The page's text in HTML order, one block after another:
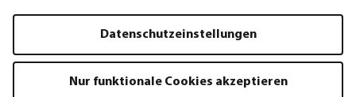
Zum Rezept
Datenschutzeinstellungen
Nur funktionale Cookies akzeptieren